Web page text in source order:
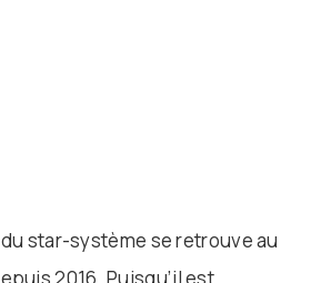
star-système se retrouve au